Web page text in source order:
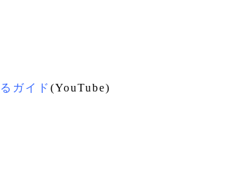
ガイド (YouTube)